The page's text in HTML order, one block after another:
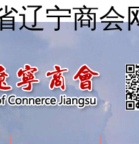
辽宁商会